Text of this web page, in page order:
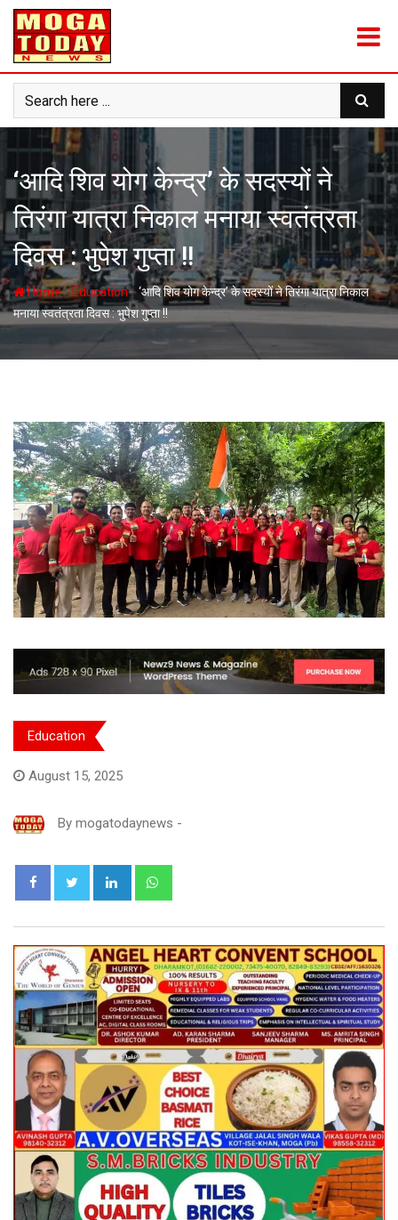
Skip
content
‘आदि शिव योग केन्द्र’ के सदस्यों ने
तिरंगा यात्रा निकाल मनाया स्वतंत्रता
दिवस : भुपेश गुप्ता !!
Home-Education-‘आदि शिव योग केन्द्र’ के सदस्यों ने तिरंगा यात्रा निकाल
मनाया स्वतंत्रता दिवस : भुपेश गुप्ता !!
Education
August 15, 2025
By mogatodaynews -
LinkedIn